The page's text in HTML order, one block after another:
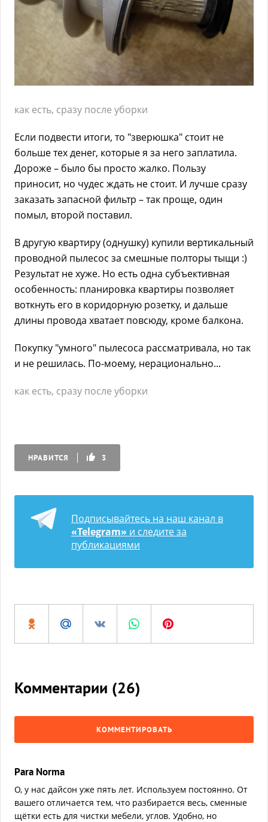
как есть, сразу после уборки
Если подвести итоги, то "зверюшка" стоит не
больше тех денег, которые я за него заплатила.
Дороже – было бы просто жалко. Пользу
приносит, но чудес ждать не стоит. И лучше сразу
заказать запасной фильтр – так проще, один
помыл, второй поставил.
В другую квартиру (однушку) купили вертикальный
проводной пылесос за смешные полторы тыщи :)
Результат не хуже. Но есть одна субъективная
особенность: планировка квартиры позволяет
воткнуть его в коридорную розетку, и дальше
длины провода хватает повсюду, кроме балкона.
Покупку "умного" пылесоса рассматривала, но так
и не решилась. По-моему, нерационально...
как есть, сразу после уборки
НРАВИТСЯ 3
Подписывайтесь на наш канал в
«Telegram» и следите за
публикациями
Комментарии (26)
КОММЕНТИРОВАТЬ
Para Norma
О, у нас дайсон уже пять лет. Используем постоянно. От
вашего отличается тем, что разбирается весь, сменные
щётки есть для чистки мебели, углов. Удобно, но